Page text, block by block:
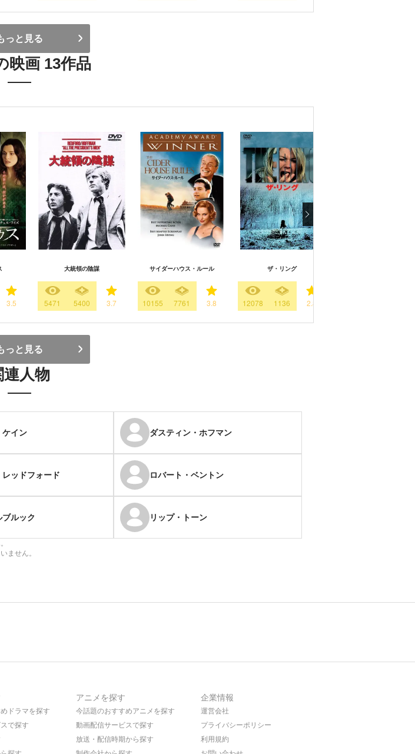
っと見る
映画 13作品
3.5
大統領の陰謀
5471 5400 3.7
サイダーハウス・ルール
10155 7761 3.8
ザ・リング
12078 1136 2.8
っと見る
連人物
ケイン ダスティン・ホフマン
レッドフォード ロバート・ベントン
ルック リップ・トーン
ません。
ドラマを探す
で探す
アニメを探す
今話題のおすすめアニメを探す
動画配信サービスで探す
放送・配信時期から探す
企業情報
運営会社
プライバシーポリシー
利用規約